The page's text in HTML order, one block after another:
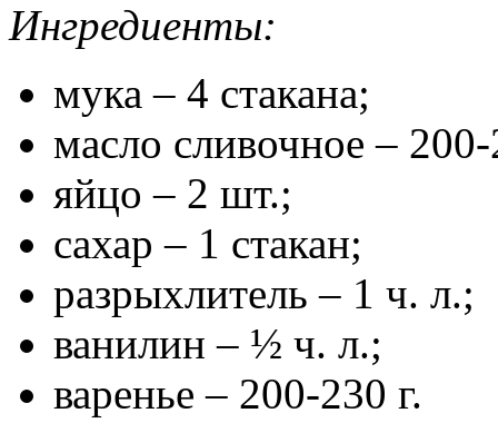
Ингредиенты:
мука – 4 стакана;
масло сливочное –
яйцо – 2 шт.;
сахар – 1 стакан;
разрыхлитель – 1 ч. л.;
ванилин – ½ ч. л.;
варенье – 200-230 г.